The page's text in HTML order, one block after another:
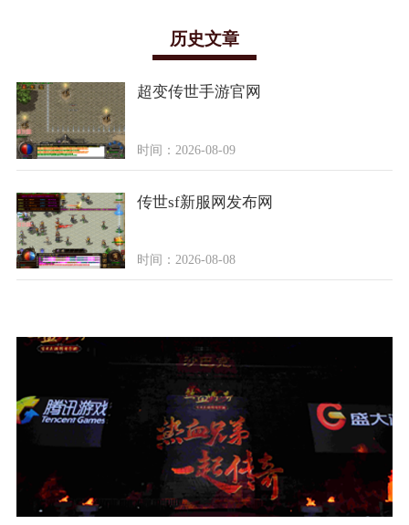
历史文章
超变传世手游官网
时间：2026-08-09
传世sf新服网发布网
时间：2026-08-08